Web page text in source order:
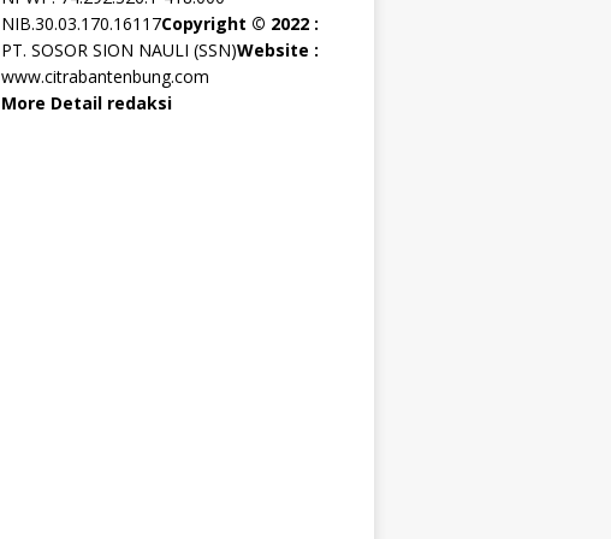
NIB.30.03.170.16117Copyright © 2022 :
PT. SOSOR SION NAULI (SSN)Website :
www.citrabantenbung.com
More Detail redaksi